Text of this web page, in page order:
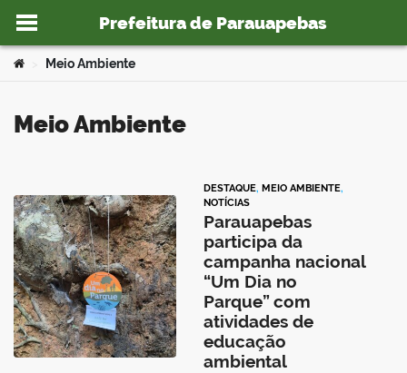
Ir para o conteúdo
Prefeitura de Parauapebas
Você está aqui:
Meio Ambiente
Meio Ambiente
DESTAQUE, MEIO AMBIENTE,
NOTÍCIAS
Parauapebas
participa da
campanha nacional
“Um Dia no
Parque” com
atividades de
educação
ambiental